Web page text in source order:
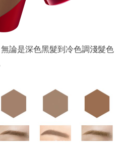
論是深色黑髮到冷色調淺髮色